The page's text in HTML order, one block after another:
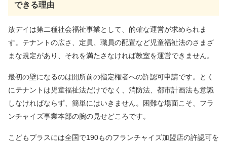
できる理由
放デイは第二種社会福祉事業として、 的確な運営が求められま
す。テナントの広さ、定員、職員の配置など児童福祉法のさまざ
まな規定があり、それを満たさなければ教室を運営できません。
最初の壁になるのは開所前の指定権者への許認可申請です。とく
にテナントは児童福祉法だけでなく、消防法、都市計画法も意識
しなければならず、簡単にはいきません。困難な場面こそ、フラ
ンチャイズ事業本部の腕の見せどころです。
こどもプラスには全国で190ものフランチャイズ加盟店の許認可を